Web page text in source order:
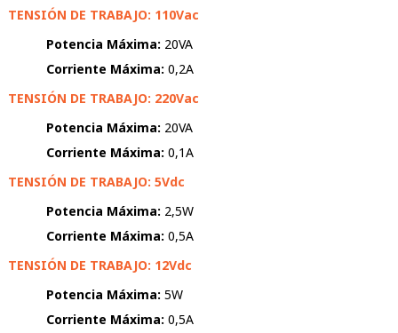
TENSIÓN DE TRABAJO: 110Vac
Potencia Máxima: 20VA
Corriente Máxima: 0,2A
TENSIÓN DE TRABAJO: 220Vac
Potencia Máxima: 20VA
Corriente Máxima: 0,1A
TENSIÓN DE TRABAJO: 5Vdc
Potencia Máxima: 2,5W
Corriente Máxima: 0,5A
TENSIÓN DE TRABAJO: 12Vdc
Potencia Máxima: 5W
Corriente Máxima: 0,5A